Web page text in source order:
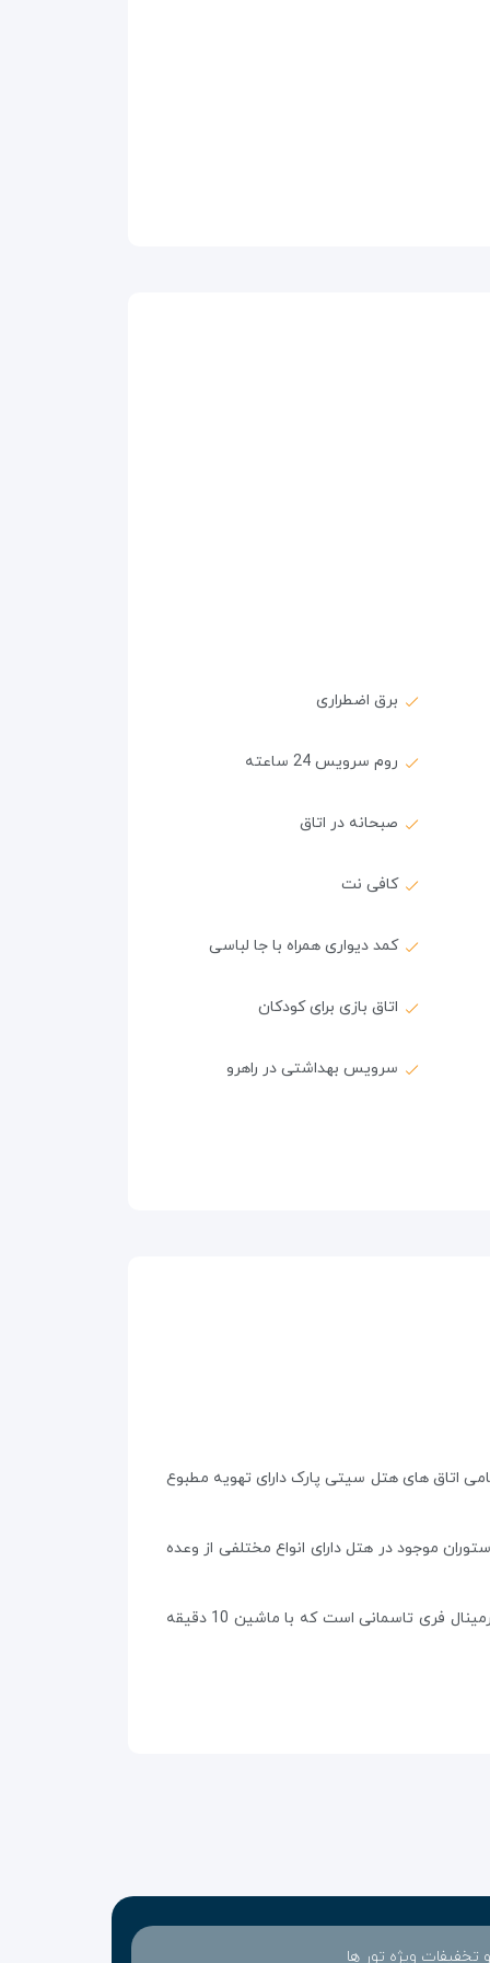
برق اضطراری
روم سرویس 24 ساعته
صبحانه در اتاق
کافی نت
کمد دیواری همراه با جا لباسی
اتاق بازی برای کودکان
سرویس بهداشتی در راهرو
شده است. تمامی اتاق های هتل سیتی پارک دارای تهویه مطبوع
می توان به پذیرش 24 ساعته و میز تور اشاره کرد. رستوران موجود در هتل دارای انواع مختلفی از وعده
هتل سیتی پارک ملبورن 10 دقیقه پیاده تا باغ گیاه شناسی سلطنتی و زیارتگاه یادبود فاصله دارد. این نزدیکترین هتل به ترمینال فری تاسمانی است که با ماشین 10 دقیقه
و تخفیفات ویژه تور ها